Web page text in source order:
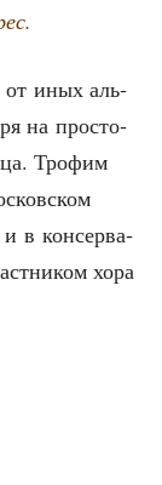
от иных аль­
на про­сто­
Тро­фим
и в кон­сер­ва­
хора